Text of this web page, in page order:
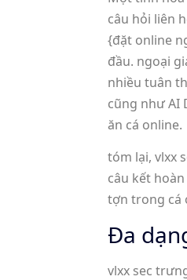
câu hỏi liên
{đặt online
đầu. ngoại
nhiều tuân
cũng như AI
ăn cá online.
tóm lại, vlxx
câu kết
tợn trong cá
Đa
vlxx sec